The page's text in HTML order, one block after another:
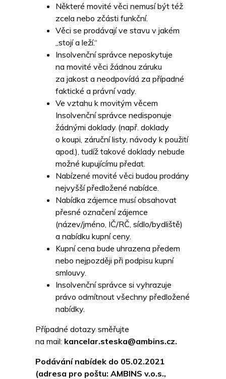
Některé movité věci nemusí být též
zcela nebo zčásti funkční.
Věci se prodávají ve stavu v jakém
„stojí a leží.“
Insolvenční správce neposkytuje
na movité věci žádnou záruku
za jakost a neodpovídá za případné
faktické a právní vady.
Ve vztahu k movitým věcem
Insolvenční správce nedisponuje
žádnými doklady (např. doklady
o koupi, záruční listy, návody k použití
apod.), tudíž takové doklady nebude
možné kupujícímu předat.
Nabízené movité věci budou prodány
nejvyšší předložené nabídce.
Nabídka zájemce musí obsahovat
přesné označení zájemce
(název/jméno, IČ/RČ, sídlo/bydliště)
a nabídku kupní ceny.
Kupní cena bude uhrazena předem
nebo nejpozději při podpisu kupní
smlouvy.
Insolvenční správce si vyhrazuje
právo odmítnout všechny předložené
nabídky.
Případné dotazy směřujte
na mail: kancelar.steska@ambins.cz.
Podávání nabídek do 05.02.2021
(adresa pro poštu: AMBINS v.o.s.,